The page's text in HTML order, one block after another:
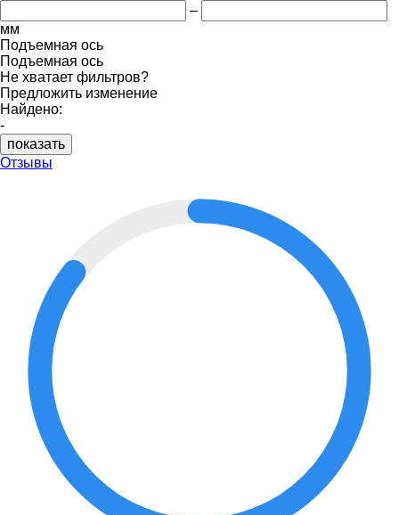
–
мм
Подъемная ось
Подъемная ось
Не хватает фильтров?
Предложить изменение
Найдено:
-
показать
Отзывы